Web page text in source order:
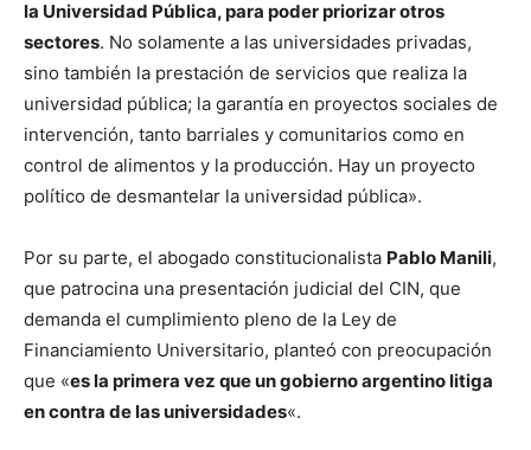
la Universidad Pública, para poder priorizar otros
sectores. No solamente a las universidades privadas,
sino también la prestación de servicios que realiza la
universidad pública; la garantía en proyectos sociales de
intervención, tanto barriales y comunitarios como en
control de alimentos y la producción. Hay un proyecto
político de desmantelar la universidad pública».
Por su parte, el abogado constitucionalista Pablo Manili,
que patrocina una presentación judicial del CIN, que
demanda el cumplimiento pleno de la Ley de
Financiamiento Universitario, planteó con preocupación
que «es la primera vez que un gobierno argentino litiga
en contra de las universidades«.